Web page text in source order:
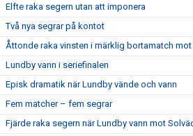
Elfte raka segern utan att imponera
Två nya segrar på kontot
Åttonde raka vinsten i märklig bortamatch
Lundby vann i seriefinalen
Episk dramatik när Lundby vände och vann
Fem matcher – fem segrar
Fjärde raka segern när Lundby vann mot